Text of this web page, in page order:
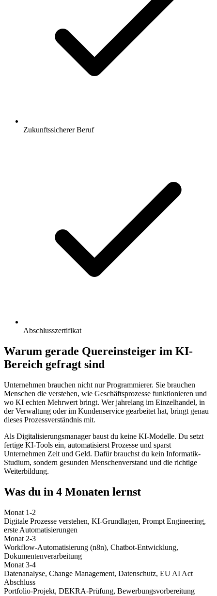
Zukunftssicherer Beruf
Abschlusszertifikat
Warum gerade Quereinsteiger im KI-
Bereich gefragt sind
Unternehmen brauchen nicht nur Programmierer. Sie brauchen
Menschen die verstehen, wie Geschäftsprozesse funktionieren und
wo KI echten Mehrwert bringt. Wer jahrelang im Einzelhandel, in
der Verwaltung oder im Kundenservice gearbeitet hat, bringt genau
dieses Prozessverständnis mit.
Als Digitalisierungsmanager baust du keine KI-Modelle. Du setzt
fertige KI-Tools ein, automatisierst Prozesse und sparst
Unternehmen Zeit und Geld. Dafür brauchst du kein Informatik-
Studium, sondern gesunden Menschenverstand und die richtige
Weiterbildung.
Was du in 4 Monaten lernst
Monat 1-2
Digitale Prozesse verstehen, KI-Grundlagen, Prompt Engineering,
erste Automatisierungen
Monat 2-3
Workflow-Automatisierung (n8n), Chatbot-Entwicklung,
Dokumentenverarbeitung
Monat 3-4
Datenanalyse, Change Management, Datenschutz, EU AI Act
Abschluss
Portfolio-Projekt, DEKRA-Prüfung, Bewerbungsvorbereitung